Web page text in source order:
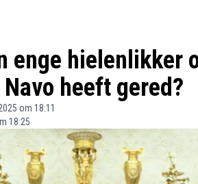
enge hielenlikker
heeft gered?
om 18:11
18:25